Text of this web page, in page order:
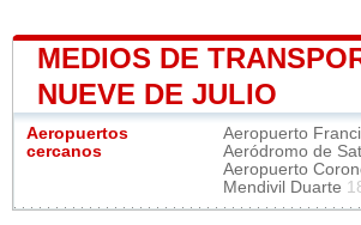
MEDIOS DE
NUEVE DE JULIO
Aeropuertos
cercanos
Aeropuerto
Aeródromo de
Aeropuerto
Mendivil Duarte